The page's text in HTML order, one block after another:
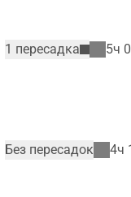
1 пересадка 5ч
Без пересадок 4ч